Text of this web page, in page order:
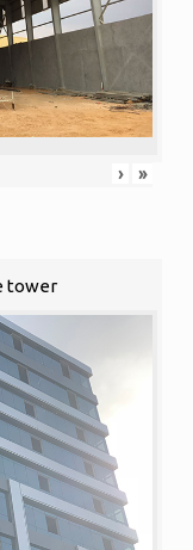
› »
tower